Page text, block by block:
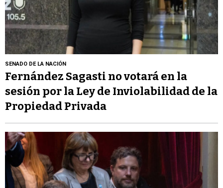
SENADO DE LA NACIÓN
Fernández Sagasti no votará en la
sesión por la Ley de Inviolabilidad de la
Propiedad Privada